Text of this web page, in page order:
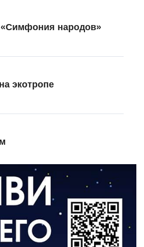
народов»
экотропе
для ветеранов СВО